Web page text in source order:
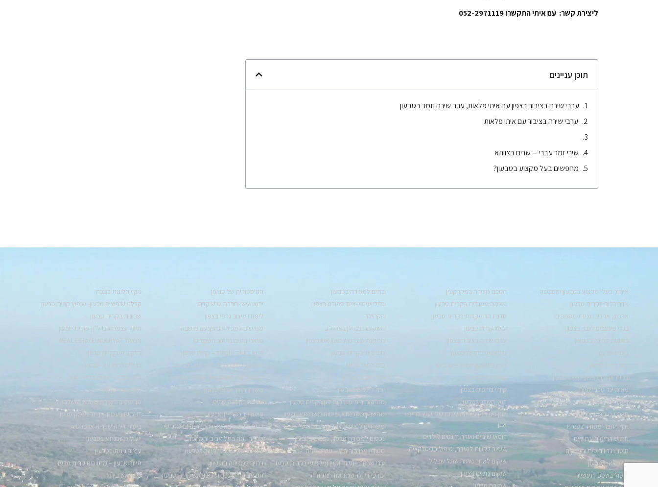
ליצירת קשר: עם איתי התקשרו 052-2971119
תוכן עניינים
ערבי שירה בציבור בצפון עם איתי פלאות, ערב שירה וזמר בטבעון
ערבי שירה בציבור עם איתי פלאות
שירי זמר עברי – שרים בצוותא
מחפשים בעל מקצוע בטבעון?
איתור בעלי מקצוע בטבעון והסביבה
אדריכלים בקרית טבעון
ארכיון, ארכיב וגניזת מסמכים
בגדי מעצבים לגבר בצפון
בדיקות קרינה בטבעון
ביטוח טבעון
בית דפוס טבעון
בניית אתרים צפון, קרית טבעון
גיאומיינד טכנולוגיות
דיקור יפני וסיני
חברת מיסמי כוח אדם
חוף רחצה מסודר בכנרת
חידוש רהיטים עתיקים
חיטוי נגד וירוסים וחיידקים
חשמלאי בטבעון
טיפול בשפכי תעשייה
הסכם מכירה במקרקעין
נשימה מעגלית בקרית טבעון
סדנת התמקדות בקרית טבעון
עיסוי קרית טבעון
ערבי שירה בציבור בצפון
פילאטיס בקרית טבעון
אורן פלוטקין יזמות פינוי בינוי
קורס פסיכומטרי
קירוי בריכות בצפון
רואי חשבון בטבעון
רונן פפירמן על החשיבות של ייעוץ לחיפוי
אבן
רופאי שיניים ואורתודונטים לילדים
שיפור לקויות למידה, טיפול בדיסלקציה
שיקום לאחר ניתוח שתל שבלול
שיקום נזקים בצפון
בתים למכירה בטבעון
גלילי עיסוי -ציוד ספורט בצפון
הקהילה
השקעות בנדלן בארה”ב
התקנת מערכות מיגון אש בצפון
חוגי בית בקרית טבעון
בית דפוס טבעון
חיפוי אבן בטבעון
יוגה לילדים בטבעון
מזרקות בית מזרקות לגן בקרית טבעון
מחשבון משכנתא, ביטוח משכנתא טבעון
משרדים להשכרה טבעון, רמת ישי
נכסים למכירה טבעון, נכסים בטבעון
סטודיו ניצן הורוביץ – עיצוב פנים
עדי שכטר –תיווך אמין ומקצועי בקרית טבעון
עורכי דין להשגת אזרחות זרה
ההיסטוריה של טבעון
יבוא שיש -חברת שיש קדם
לימודי עיצוב גרפי בצפון
מגרשים למכירה ביוקנעם מושבה
מחירי בתים ברחוב השקדים
מישי בוטיק שוקולד – קרית טבעון
משאבות מים עבור כיבוי אש בבניינים
משרד רואי החשבון של אלי בן אהרון
משרד תיווך אלוני טבעון
עורכת דין דנה שביט
קייטרינג בקריית טבעון
רמת ישי בתים למכירה, בתים ברמת ישי
שיעורי יוגה בתל אביב והמרכז
בית בעמק -משרד תיווך בטבעון
בתים למכירה באיי יוון
חגי אביתר מערכות כיבוי אש קרית טבעון
ניקוי חלונות בגובה
קבלני שיפוצים טבעון- שיפוץ קרית טבעון
שכונות בקרית טבעון
תיווך עצמת הנדל”ן- קריית טבעון
REAL ESTATE IN KIRYAT TIVON
בדק בית בקרית טבעון
בניית גדרות עץ -טבעון
ירוק עולה – שיטת בניה ירוקה
תיווך נופי טבעון
10 טיפים ליצירת מטבח מושלם!
BUY-IT בעמק – בית בעמק טבעון
ביטוח דירה שכורה או פרטית
ייעוץ משכנתא בטבעון
עיצוב גינות בטבעון
תיווך טבעון – מתווכים קרית טבעון
כיבוי אש ביתי